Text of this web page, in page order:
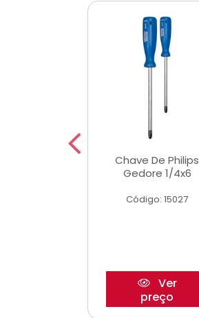
Chave De Philips
Gedore 1/4x6
Código: 15027
Ver
preço